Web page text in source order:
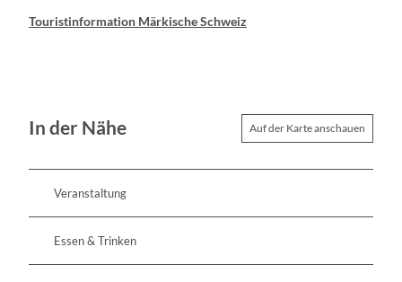
Touristinformation Märkische Schweiz
In der Nähe Auf der Karte anschauen
Veranstaltung
Essen & Trinken